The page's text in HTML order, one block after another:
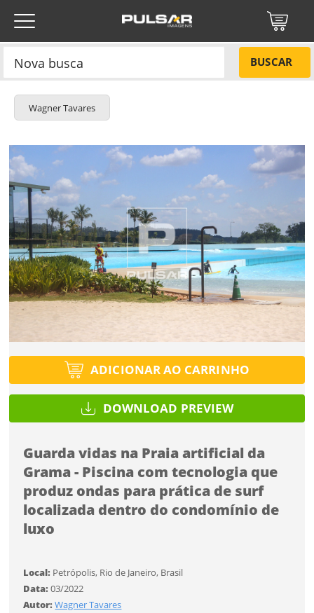
BUSCAR
Wagner Tavares
ADICIONAR AO CARRINHO
DOWNLOAD PREVIEW
Guarda vidas na Praia artificial da
Grama - Piscina com tecnologia que
produz ondas para prática de surf
localizada dentro do condomínio de
luxo
Local: Petrópolis, Rio de Janeiro, Brasil
Data:03/2022
Autor:Wagner Tavares
Título do projeto
Tipo de projeto
Selecione
Utilização
Tamanho
Códigos
Título do projeto
Tipo de projeto
Selecione
Formato
Esqueci a senha
ENTRAR
Você ainda não tem conta?
CADASTRE-SE
ENTRAR
ENVIAR
Protegido por reCAPTCHA — Privacidade
NÃO
SIM
Título do projeto
Tipo de projeto
Selecione
Utilização
Tamanho
Tamanho PR$ 57,00
Tamanho MR$ 114,00
Tamanho GR$ 171,00